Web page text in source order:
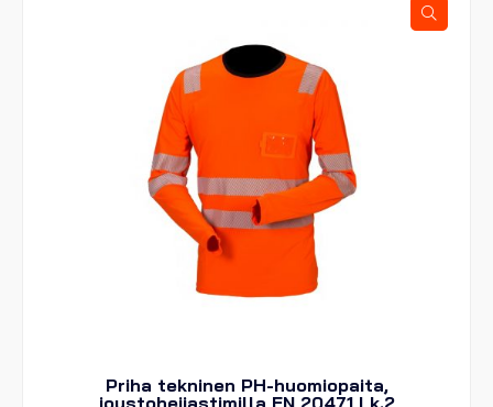
Priha tekninen PH-huomiopaita,
joustoheijastimilla EN 20471 Lk.2